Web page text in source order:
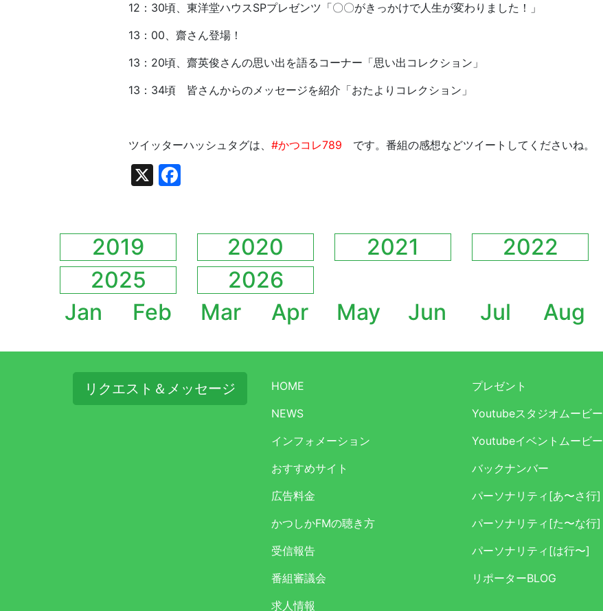
12：30頃、東洋堂ハウスSPプレゼンツ「〇〇がきっかけで人生が変わりました！」
13：00、齋さん登場！
13：20頃、齋英俊さんの思い出を語るコーナー「思い出コレクション」
13：34頃 皆さんからのメッセージを紹介「おたよりコレクション」
ツイッターハッシュタグは、 #かつコレ789 です。番組の感想などツイートしてくださいね。
X Facebook
2019 2020 2021 2022
2025
2026
Jan
Feb Mar Apr May Jun Jul Aug
リクエスト＆メッセージ
HOME
NEWS
インフォメーション
おすすめサイト
広告料金
かつしかFMの聴き方
受信報告
番組審議会
求人情報
プレゼント
Youtubeスタジオムービー
Youtubeイベントムービー
バックナンバー
パーソナリティ[あ〜さ行]
パーソナリティ[た〜な行]
パーソナリティ[は行〜]
リポーターBLOG